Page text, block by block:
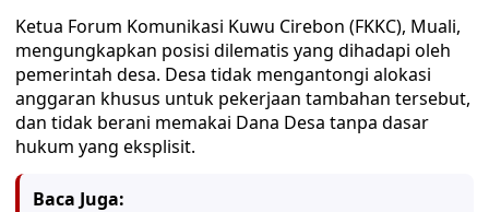
Ketua Forum Komunikasi Kuwu Cirebon (FKKC), Muali,
mengungkapkan posisi dilematis yang dihadapi oleh
pemerintah desa. Desa tidak mengantongi alokasi
anggaran khusus untuk pekerjaan tambahan tersebut,
dan tidak berani memakai Dana Desa tanpa dasar
hukum yang eksplisit.
Baca Juga: